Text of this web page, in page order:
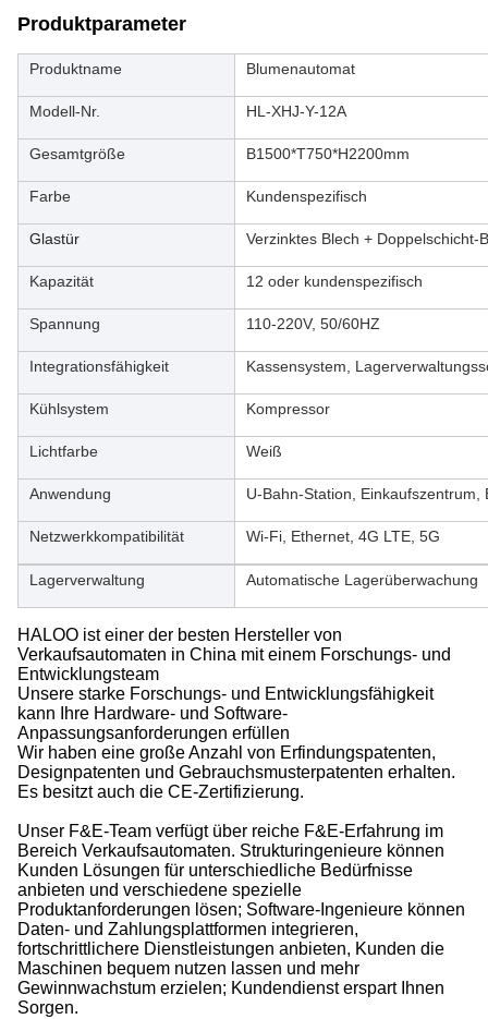
Produktparameter
Produktname Blumenautomat
Modell-Nr. HL-XHJ-Y-12A
Gesamtgröße B1500*T750*H2200mm
Farbe Kundenspezifisch
Glastür Verzinktes Blech + Doppelschicht-
Kapazität 12 oder kundenspezifisch
Spannung 110-220V, 50/60HZ
Integrationsfähigkeit Kassensystem,
Kühlsystem Kompressor
Lichtfarbe Weiß
Anwendung U-Bahn-Station, Einkaufszentrum,
Netzwerkkompatibilität Wi-Fi, Ethernet, 4G LTE, 5G
Lagerverwaltung Automatische Lagerüberwachung
HALOO ist einer der besten Hersteller von
Verkaufsautomaten in China mit einem Forschungs- und
Entwicklungsteam
Unsere starke Forschungs- und Entwicklungsfähigkeit
kann Ihre Hardware- und Software-
Anpassungsanforderungen erfüllen
Wir haben eine große Anzahl von Erfindungspatenten,
Designpatenten und Gebrauchsmusterpatenten erhalten.
Es besitzt auch die CE-Zertifizierung.
Unser F&E-Team verfügt über reiche F&E-Erfahrung im
Bereich Verkaufsautomaten. Strukturingenieure können
Kunden Lösungen für unterschiedliche Bedürfnisse
anbieten und verschiedene spezielle
Produktanforderungen lösen; Software-Ingenieure können
Daten- und Zahlungsplattformen integrieren,
fortschrittlichere Dienstleistungen anbieten, Kunden die
Maschinen bequem nutzen lassen und mehr
Gewinnwachstum erzielen; Kundendienst erspart Ihnen
Sorgen.